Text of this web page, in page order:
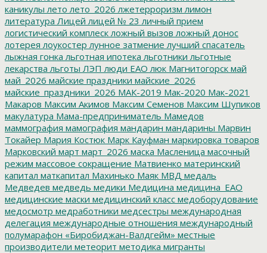
каникулы лето лето_2026 лжетерроризм лимон
литература Лицей лицей № 23 личный прием
логистический комплеск ложный вызов ложный донос
лотерея лоукостер лунное затмение лучший спасатель
лыжная гонка льготная ипотека льготники льготные
лекарства льготы ЛЭП люди ЕАО люк Магнитогорск май
май_2026 майские праздники майские_2026
майские_праздники_2026 МАК-2019 Мак-2020 Мак-2021
Макаров Максим Акимов Максим Семенов Максим Шупиков
макулатура Мама-предприниматель Мамедов
маммография мамография мандарин мандарины Марвин
Токайер Мария Костюк Марк Кауфман маркировка товаров
Марковский март март_2026 маска Масленица масочный
режим массовое сокращение Матвиенко материнский
капитал маткапитал Махинько Маяк МВД медаль
Медведев медведь медики Медицина медицина_ЕАО
медицинские маски медицинский класс медоборудование
медосмотр медработники медсестры международная
делегация международные отношения международный
полумарафон «Биробиджан-Валдгейм» местные
производители метеорит методика мигранты